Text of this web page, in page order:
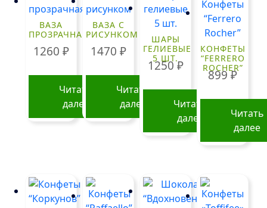
ВАЗА
ПРОЗРАЧНАЯ
1260 ₽
Читать
далее
ВАЗА С
РИСУНКОМ
1470 ₽
Читать
далее
ШАРЫ
ГЕЛИЕВЫЕ
5 ШТ.
1250₽
Читать
далее
КОНФЕТЫ
“FERRERO
ROCHER”
899₽
Читать
далее